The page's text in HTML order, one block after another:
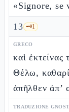
«Signore,
13 🗝️1
GRECO
καὶ ἐκτείνας
Θέλω,
ἀπῆλθεν ἀπ’
TRADUZIONE